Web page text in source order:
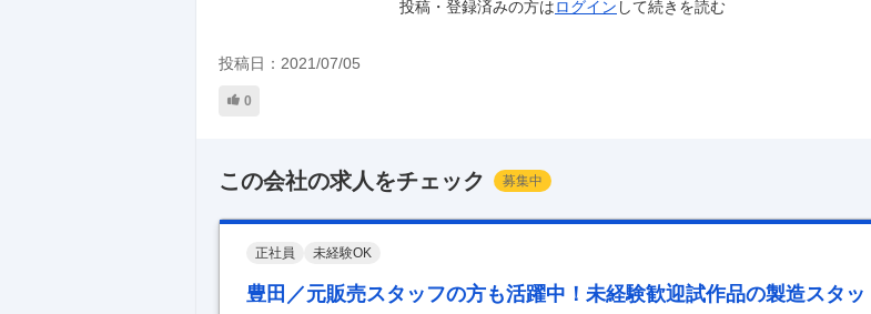
投稿・登録済みの方はログイン して続きを読む
投稿日： 2021/07/05
0
この会社の求人をチェック 募集中
正社員 未経験OK
豊田／元販売スタッフの方も活躍中！未経験歓迎試作品の製造スタッ